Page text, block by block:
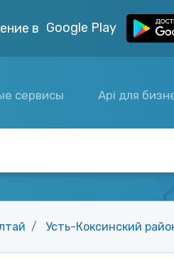
в Google Play
сервисы Api для
Усть-Коксинский